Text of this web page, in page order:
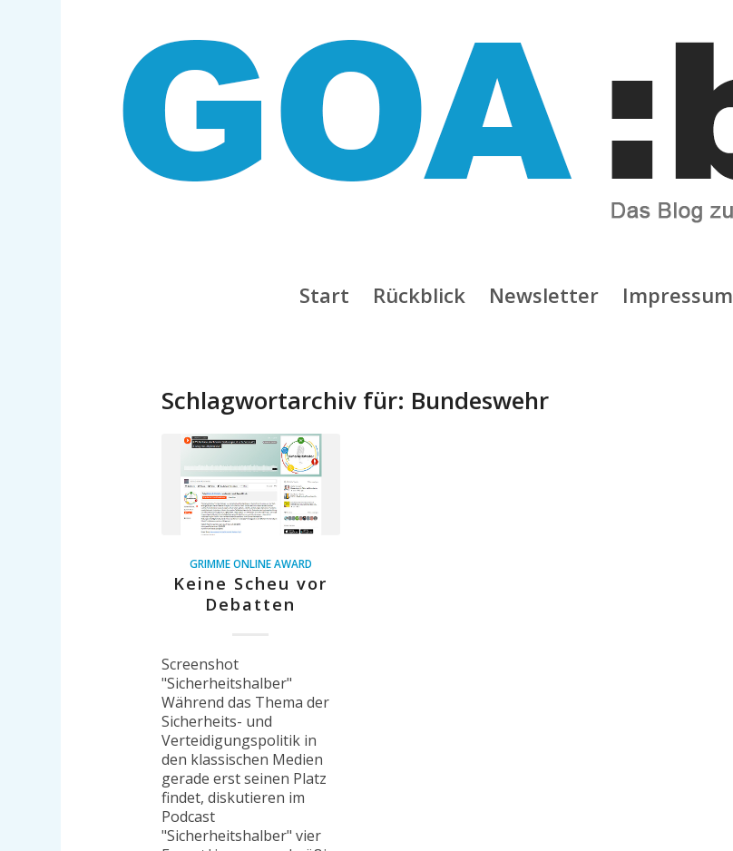
Start Rückblick Newsletter Impressum
Schlagwortarchiv für: Bundeswehr
GRIMME ONLINE AWARD
Keine Scheu vor
Debatten
Screenshot
"Sicherheitshalber"
Während das Thema der
Sicherheits- und
Verteidigungspolitik in
den klassischen Medien
gerade erst seinen Platz
findet, diskutieren im
Podcast
"Sicherheitshalber" vier